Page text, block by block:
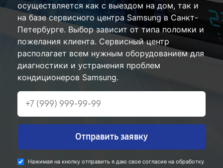
осуществляется как с выездом на дом, так и
на базе сервисного центра Samsung в Санкт-
Петербурге. Выбор зависит от типа поломки и
пожелания клиента. Сервисный центр
располагает всем нужным оборудованием для
диагностики и устранения проблем
кондиционеров Samsung.
Отправить заявку
Нажимая на кнопку отправить я даю свое согласие на обработку